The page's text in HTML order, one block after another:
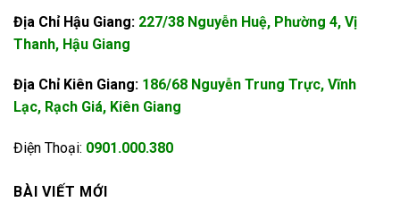
Địa Chỉ Hậu Giang: 227/38 Nguyễn Huệ, Phường 4, Vị
Thanh, Hậu Giang
Địa Chỉ Kiên Giang: 186/68 Nguyễn Trung Trực, Vĩnh
Lạc, Rạch Giá, Kiên Giang
Điện Thoại: 0901.000.380
BÀI VIẾT MỚI